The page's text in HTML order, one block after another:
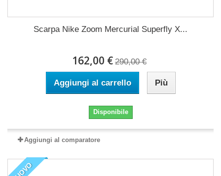
Scarpa Nike Zoom Mercurial Superfly X...
162,00 € 290,00 €
Aggiungi al carrello Più
Disponibile
Aggiungi al comparatore